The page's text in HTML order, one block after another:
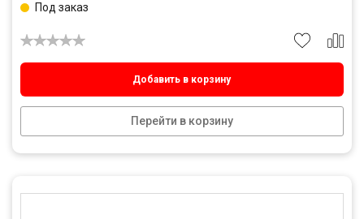
Добавить в корзину
Перейти в корзину
Под заказ